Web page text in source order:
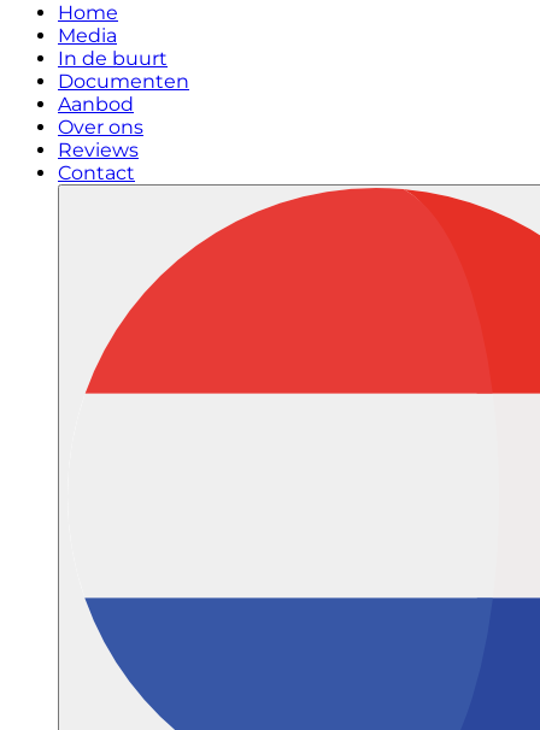
Home
Media
In de buurt
Documenten
Aanbod
Over ons
Reviews
Contact